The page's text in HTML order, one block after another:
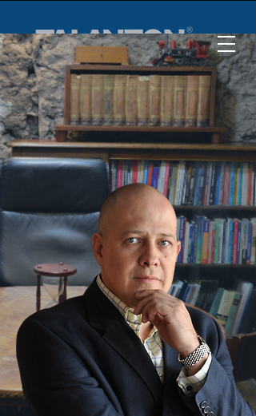
Tu propósito.
Tu influencia.
Tu legado.
Tu evolución.